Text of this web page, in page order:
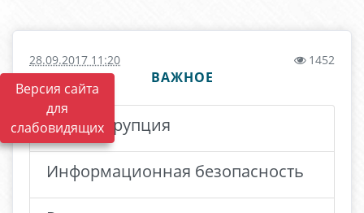
Версия сайта
для
слабовидящих
28.09.2017 11:20 1452
ВАЖНОЕ
Антикоррупция
Информационная безопасность